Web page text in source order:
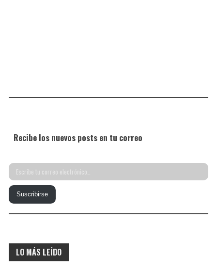
Recibe los nuevos posts en tu correo
Escribe
tu
correo
electrónico…
Suscribirse
LO MÁS LEÍDO